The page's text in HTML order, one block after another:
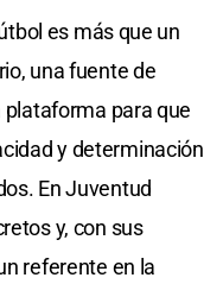
es más que un
una fuente de
para que
y determinación
En Juventud
y, con sus
referente en la